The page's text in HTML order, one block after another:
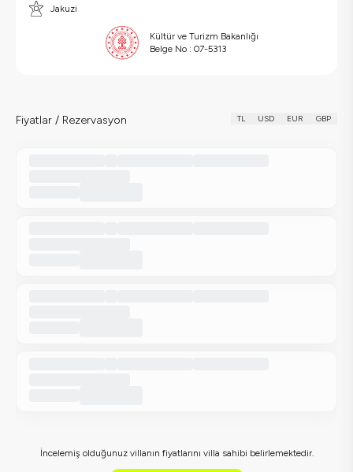
Jakuzi
Kültür ve Turizm Bakanlığı
Belge No : 07-5313
Fiyatlar / Rezervasyon TL USD EUR GBP
İncelemiş olduğunuz villanın fiyatlarını villa sahibi belirlemektedir.